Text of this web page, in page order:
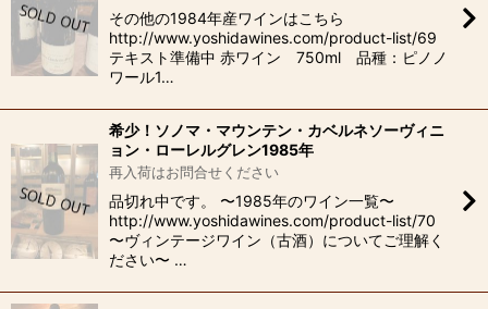
その他の1984年産ワインはこちら
http://www.yoshidawines.com/product-list/69
テキスト準備中 赤ワイン 750ml 品種：ピノノ
ワール1…
希少！ソノマ・マウンテン・カベルネソーヴィニ
ョン・ローレルグレン1985年
再入荷はお問合せください
品切れ中です。 〜1985年のワイン一覧〜
http://www.yoshidawines.com/product-list/70
〜ヴィンテージワイン（古酒）についてご理解く
ださい〜 …